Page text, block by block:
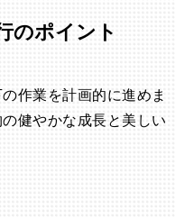
のポイント
作業を計画的に進めま
健やかな成長と美しい